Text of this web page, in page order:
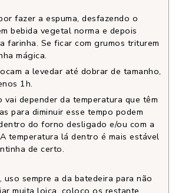
fazer a espuma, desfazendo o
bebida vegetal norma e depois
farinha. Se ficar com grumos triturem
mágica.
a levedar até dobrar de tamanho,
1h.
vai depender da temperatura que têm
para diminuir esse tempo podem
do forno desligado e/ou com a
temperatura lá dentro é mais estável
de certo.
uso sempre a da batedeira para não